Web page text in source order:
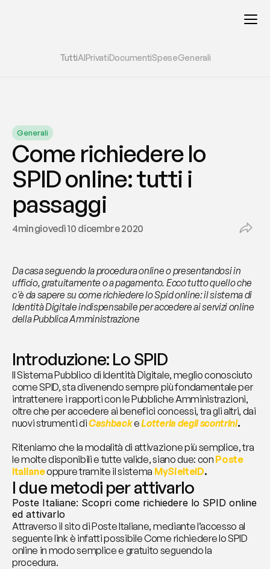
TuttiAIPrivatiDocumentiSpeseGenerali
Generali
Come richiedere lo
SPID online: tutti i
passaggi
4mingiovedì 10 dicembre 2020
Da casa seguendo la procedura online o presentandosi in
ufficio, gratuitamente o a pagamento. Ecco tutto quello che
c'è da sapere su come richiedere lo Spid online: il sistema di
Identità Digitale indispensabile per accedere ai servizi online
della Pubblica Amministrazione
Introduzione: Lo SPID
Il Sistema Pubblico di Identità Digitale, meglio conosciuto
come SPID, sta divenendo sempre più fondamentale per
intrattenere i rapporti con le Pubbliche Amministrazioni,
oltre che per accedere ai benefici concessi, tra gli altri, dai
nuovi strumenti di Cashback e Lotteria degli scontrini.
Riteniamo che la modalità di attivazione più semplice, tra
le molte disponibili e tutte valide, siano due: con Poste
Italiane oppure tramite il sistema MySielteID.
I due metodi per attivarlo
Poste Italiane: Scopri come richiedere lo SPID online
ed attivarlo
Attraverso il sito di Poste Italiane, mediante l’accesso al
seguente link è infatti possibile Come richiedere lo SPID
online in modo semplice e gratuito seguendo la
procedura.